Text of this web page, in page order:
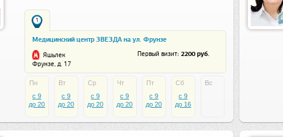
1
Медицинский центр ЗВЕЗДА на ул. Фрунзе
Яшьлек
Фрунзе, д. 17
Первый визит: 2200 руб.
Пн
c 9
до 20
Вт
c 9
до 20
Ср
c 9
до 20
Чт
c 9
до 20
Пт
c 9
до 20
Сб
c 9
до 16
Вс